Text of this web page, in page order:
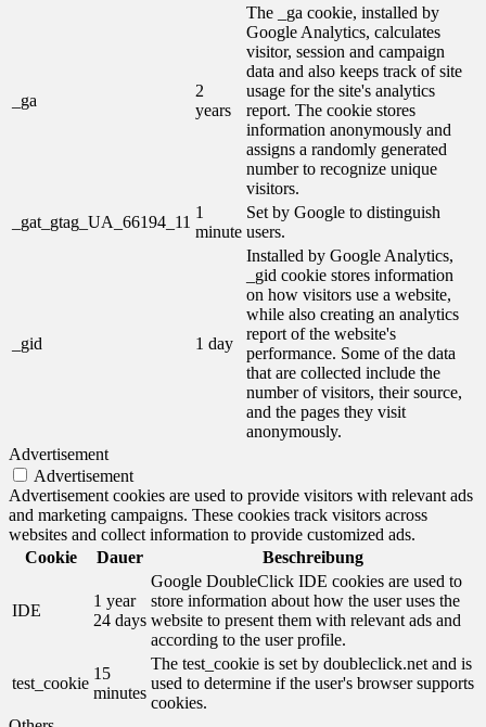
_ga
2
years
The _ga cookie, installed by
Google Analytics, calculates
visitor, session and campaign
data and also keeps track of site
usage for the site's analytics
report. The cookie stores
information anonymously and
assigns a randomly generated
number to recognize unique
visitors.
_gat_gtag_UA_66194_11
1
minute
Set by Google to distinguish
users.
_gid 1 day
Installed by Google Analytics,
_gid cookie stores information
on how visitors use a website,
while also creating an analytics
report of the website's
performance. Some of the data
that are collected include the
number of visitors, their source,
and the pages they visit
anonymously.
Advertisement
Advertisement
Advertisement cookies are used to provide visitors with relevant ads
and marketing campaigns. These cookies track visitors across
websites and collect information to provide customized ads.
Cookie
Dauer Beschreibung
IDE
1 year
24 days
Google DoubleClick IDE cookies are used to
store information about how the user uses the
website to present them with relevant ads and
according to the user profile.
test_cookie
15
minutes
The test_cookie is set by doubleclick.net and is
used to determine if the user's browser supports
cookies.